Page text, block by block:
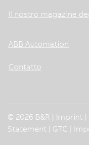
Il nostro magazine
ABB Automation
Contatto
© 2026 B&R | Imprint
Statement
GTC